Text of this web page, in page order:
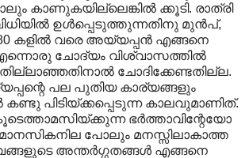
കാണുകയില്ലെങ്കിൽ ക്കൂടി. രാത്രി
ഉൾപ്പെടുത്തുന്നതിനു മുൻപ്,
കളിൽ വരെ അയ്യപ്പൻ എങ്ങനെ
ചോദ്യം വിശ്വാസത്തിൽ
ചോദിക്കേണ്ടതില്ല.
പല പുതിയ കാര്യങ്ങളും
കണ്ടു പിടിയ്ക്കപ്പെടുന്ന കാലവുമാണിത്.
ഭർത്താവിന്റേയോ
പോലും മനസ്സിലാകാത്ത
അന്തർഗ്ഗതങ്ങൾ എങ്ങനെ